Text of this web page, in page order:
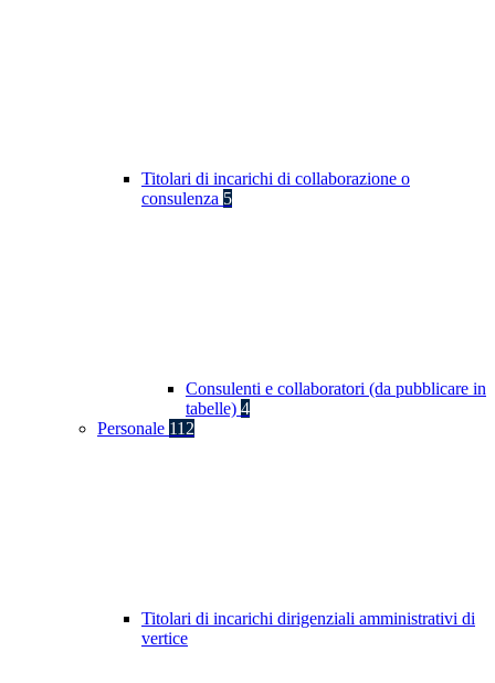
Titolari di incarichi di collaborazione o
consulenza 5
Consulenti e collaboratori (da pubblicare in
tabelle) 4
Personale 112
Titolari di incarichi dirigenziali amministrativi di
vertice